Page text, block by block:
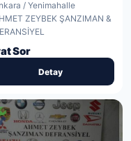
/ Yenimahalle
ZEYBEK ŞANZIMAN &
Sor
Detay